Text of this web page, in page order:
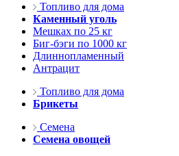
Топливо для дома
Каменный уголь
Мешках по 25 кг
Биг-бэги по 1000 кг
Длиннопламенный
Антрацит
Топливо для дома
Брикеты
Семена
Семена овощей